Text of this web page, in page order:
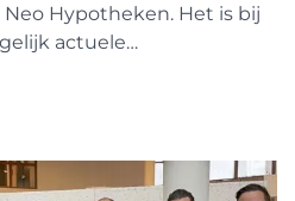
Hypotheken. Het is bij
actuele
de gegevens van de
klanten opvragen bij de